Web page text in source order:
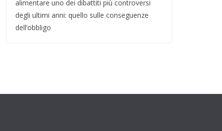
alimentare uno dei dibattiti più controversi
degli ultimi anni: quello sulle conseguenze
dell’obbligo